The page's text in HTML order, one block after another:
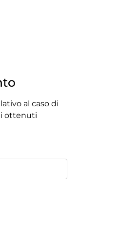
al caso di
ottenuti